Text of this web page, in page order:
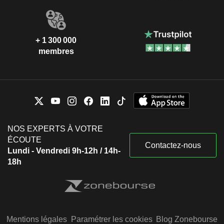
+ 1 300 000
membres
NOS EXPERTS À VOTRE
ÉCOUTE
Lundi - Vendredi 9h-12h / 14h-
18h
Contactez-nous
Mentions légales Paramétrer les cookies Blog Zonebourse